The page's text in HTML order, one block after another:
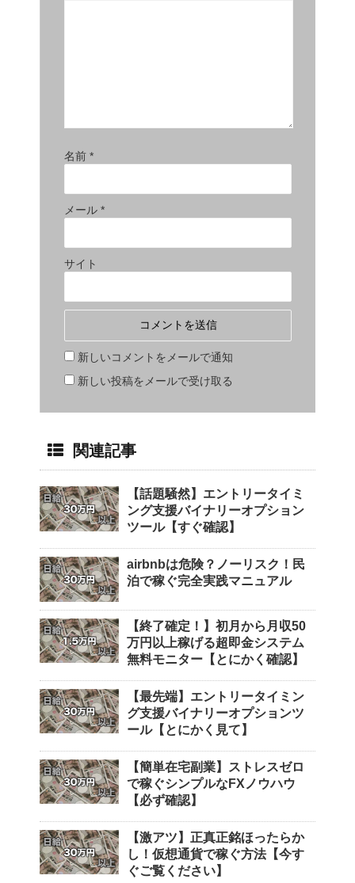
名前 *
メール *
サイト
新しいコメントをメールで通知
新しい投稿をメールで受け取る
関連記事
【話題騒然】エントリータイミ
ング支援バイナリーオプション
ツール【すぐ確認】
airbnbは危険？ノーリスク！民
泊で稼ぐ完全実践マニュアル
【終了確定！】初月から月収50
万円以上稼げる超即金システム
無料モニター【とにかく確認】
【最先端】エントリータイミン
グ支援バイナリーオプションツ
ール【とにかく見て】
【簡単在宅副業】ストレスゼロ
で稼ぐシンプルなFXノウハウ
【必ず確認】
【激アツ】正真正銘ほったらか
し！仮想通貨で稼ぐ方法【今す
ぐご覧ください】